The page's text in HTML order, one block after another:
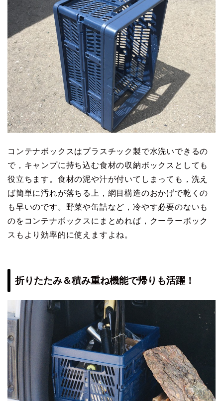
コンテナボックスはプラスチック製で水洗いできるの
で，キャンプに持ち込む食材の収納ボックスとしても
役立ちます。食材の泥や汁が付いてしまっても，洗え
ば簡単に汚れが落ちる上，網目構造のおかげで乾くの
も早いのです。野菜や缶詰など，冷やす必要のないも
のをコンテナボックスにまとめれば，クーラーボック
スもより効率的に使えますよね。
折りたたみ＆積み重ね機能で帰りも活躍！